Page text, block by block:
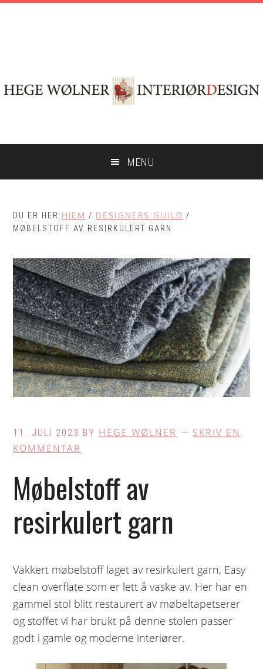
MENU
DU ER HER: HJEM / DESIGNERS GUILD /
MØBELSTOFF AV RESIRKULERT GARN
11. JULI 2023 BY HEGE WØLNER
SKRIV EN
KOMMENTAR
Møbelstoff av
resirkulert garn
Vakkert møbelstoff laget av resirkulert garn, Easy
clean overflate som er lett å vaske av. Her har en
gammel stol blitt restaurert av møbeltapetserer
og stoffet vi har brukt på denne stolen passer
godt i gamle og moderne interiører.